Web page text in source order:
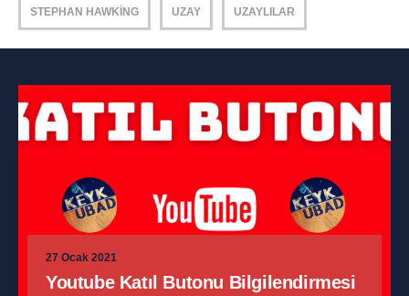
STEPHAN HAWKING UZAY UZAYLILAR
27 Ocak 2021
Youtube Katıl Butonu Bilgilendirmesi